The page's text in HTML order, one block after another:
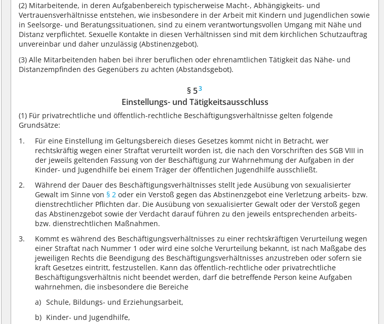
(2) Mitarbeitende, in deren Aufgabenbereich typischerweise Macht-, Abhängigkeits- und
Vertrauensverhältnisse entstehen, wie insbesondere in der Arbeit mit Kindern und Jugendlichen sowie
in Seelsorge- und Beratungssituationen, sind zu einem verantwortungsvollen Umgang mit Nähe und
Distanz verpflichtet. Sexuelle Kontakte in diesen Verhältnissen sind mit dem kirchlichen Schutzauftrag
unvereinbar und daher unzulässig (Abstinenzgebot).
(3) Alle Mitarbeitenden haben bei ihrer beruflichen oder ehrenamtlichen Tätigkeit das Nähe- und
Distanzempfinden des Gegenübers zu achten (Abstandsgebot).
§ 53
Einstellungs- und Tätigkeitsausschluss
(1) Für privatrechtliche und öffentlich-rechtliche Beschäftigungsverhältnisse gelten folgende
Grundsätze:
Für eine Einstellung im Geltungsbereich dieses Gesetzes kommt nicht in Betracht, wer
rechtskräftig wegen einer Straftat verurteilt worden ist, die nach den Vorschriften des SGB VIII in
der jeweils geltenden Fassung von der Beschäftigung zur Wahrnehmung der Aufgaben in der
Kinder- und Jugendhilfe bei einem Träger der öffentlichen Jugendhilfe ausschließt.
Während der Dauer des Beschäftigungsverhältnisses stellt jede Ausübung von sexualisierter
Gewalt im Sinne von § 2 oder ein Verstoß gegen das Abstinenzgebot eine Verletzung arbeits- bzw.
dienstrechtlicher Pflichten dar. Die Ausübung von sexualisierter Gewalt oder der Verstoß gegen
das Abstinenzgebot sowie der Verdacht darauf führen zu den jeweils entsprechenden arbeits-
bzw. dienstrechtlichen Maßnahmen.
Kommt es während des Beschäftigungsverhältnisses zu einer rechtskräftigen Verurteilung wegen
einer Straftat nach Nummer 1 oder wird eine solche Verurteilung bekannt, ist nach Maßgabe des
jeweiligen Rechts die Beendigung des Beschäftigungsverhältnisses anzustreben oder sofern sie
kraft Gesetzes eintritt, festzustellen. Kann das öffentlich-rechtliche oder privatrechtliche
Beschäftigungsverhältnis nicht beendet werden, darf die betreffende Person keine Aufgaben
wahrnehmen, die insbesondere die Bereiche
Schule, Bildungs- und Erziehungsarbeit,
Kinder- und Jugendhilfe,